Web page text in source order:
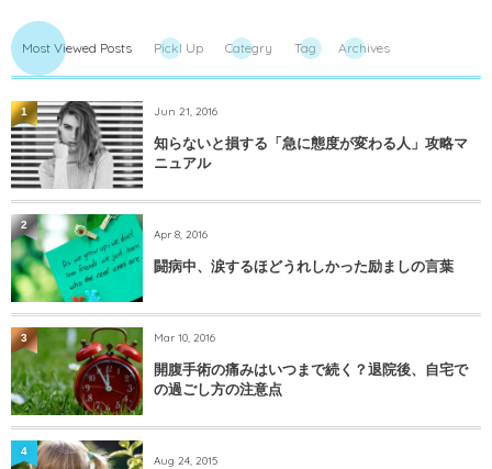
Most Viewed Posts PickI Up Categry Tag Archives
Jun 21, 2016
知らないと損する「急に態度が変わる人」攻略マ
ニュアル
1
Apr 8, 2016
闘病中、涙するほどうれしかった励ましの言葉
2
Mar 10, 2016
開腹手術の痛みはいつまで続く？退院後、自宅で
の過ごし方の注意点
3
Aug 24, 2015
4